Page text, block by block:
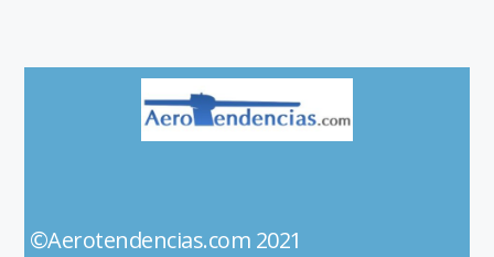
©Aerotendencias.com 2021